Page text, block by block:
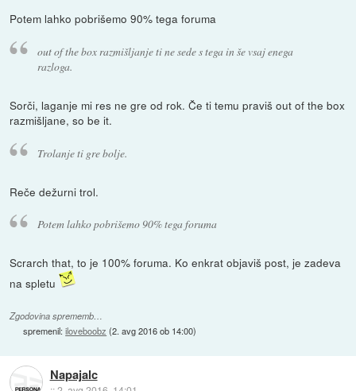
Potem lahko pobrišemo 90% tega foruma
out of the box razmišljanje ti ne sede s tega in še vsaj enega
razloga.
Sorči, laganje mi res ne gre od rok. Če ti temu praviš out of the box
razmišljane, so be it.
Trolanje ti gre bolje.
Reče dežurni trol.
Potem lahko pobrišemo 90% tega foruma
Scrarch that, to je 100% foruma. Ko enkrat objaviš post, je zadeva
na spletu
Zgodovina sprememb…
spremenil:iloveboobz (2. avg 2016 ob 14:00)
Napajalc